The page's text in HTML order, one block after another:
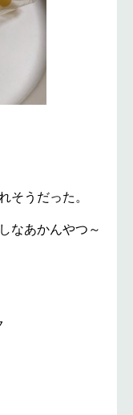
そうだった。
なあかんやつ～